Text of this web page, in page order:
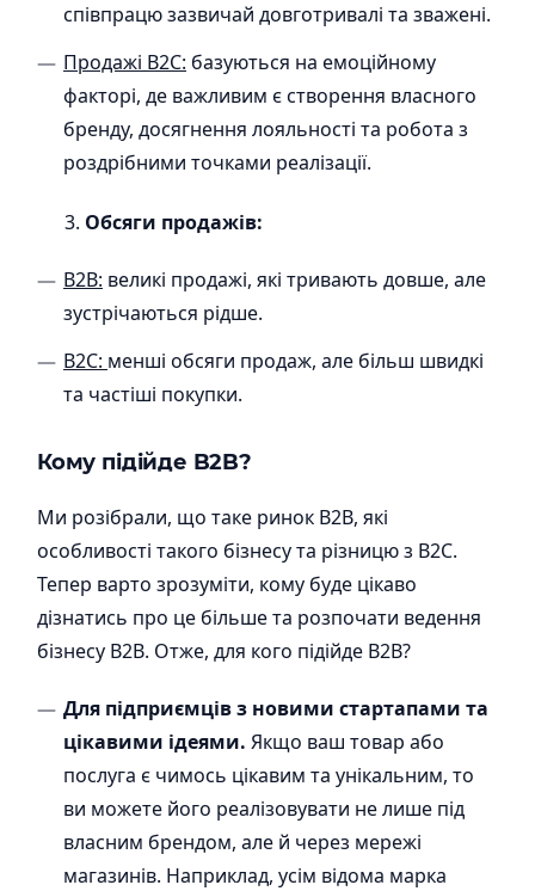
співпрацю зазвичай довготривалі та зважені.
Продажі В2С: базуються на емоційному
факторі, де важливим є створення власного
бренду, досягнення лояльності та робота з
роздрібними точками реалізації.
Обсяги продажів:
B2B: великі продажі, які тривають довше, але
зустрічаються рідше.
В2С: менші обсяги продаж, але більш швидкі
та частіші покупки.
Кому підійде B2B?
Ми розібрали, що таке ринок B2B, які
особливості такого бізнесу та різницю з В2С.
Тепер варто зрозуміти, кому буде цікаво
дізнатись про це більше та розпочати ведення
бізнесу B2B. Отже, для кого підійде B2B?
Для підприємців з новими стартапами та
цікавими ідеями. Якщо ваш товар або
послуга є чимось цікавим та унікальним, то
ви можете його реалізовувати не лише під
власним брендом, але й через мережі
магазинів. Наприклад, усім відома марка